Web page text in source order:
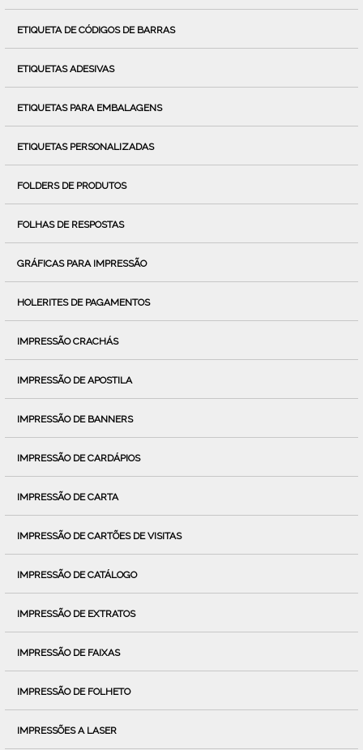
ETIQUETA DE CÓDIGOS DE BARRAS
ETIQUETAS ADESIVAS
ETIQUETAS PARA EMBALAGENS
ETIQUETAS PERSONALIZADAS
FOLDERS DE PRODUTOS
FOLHAS DE RESPOSTAS
GRÁFICAS PARA IMPRESSÃO
HOLERITES DE PAGAMENTOS
IMPRESSÃO CRACHÁS
IMPRESSÃO DE APOSTILA
IMPRESSÃO DE BANNERS
IMPRESSÃO DE CARDÁPIOS
IMPRESSÃO DE CARTA
IMPRESSÃO DE CARTÕES DE VISITAS
IMPRESSÃO DE CATÁLOGO
IMPRESSÃO DE EXTRATOS
IMPRESSÃO DE FAIXAS
IMPRESSÃO DE FOLHETO
IMPRESSÕES A LASER